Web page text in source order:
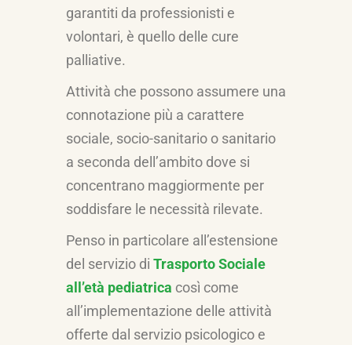
garantiti da professionisti e
volontari, è quello delle cure
palliative.
Attività che possono assumere una
connotazione più a carattere
sociale, socio-sanitario o sanitario
a seconda dell’ambito dove si
concentrano maggiormente per
soddisfare le necessità rilevate.
Penso in particolare all’estensione
del servizio di Trasporto Sociale
all’età pediatrica così come
all’implementazione delle attività
offerte dal servizio psicologico e